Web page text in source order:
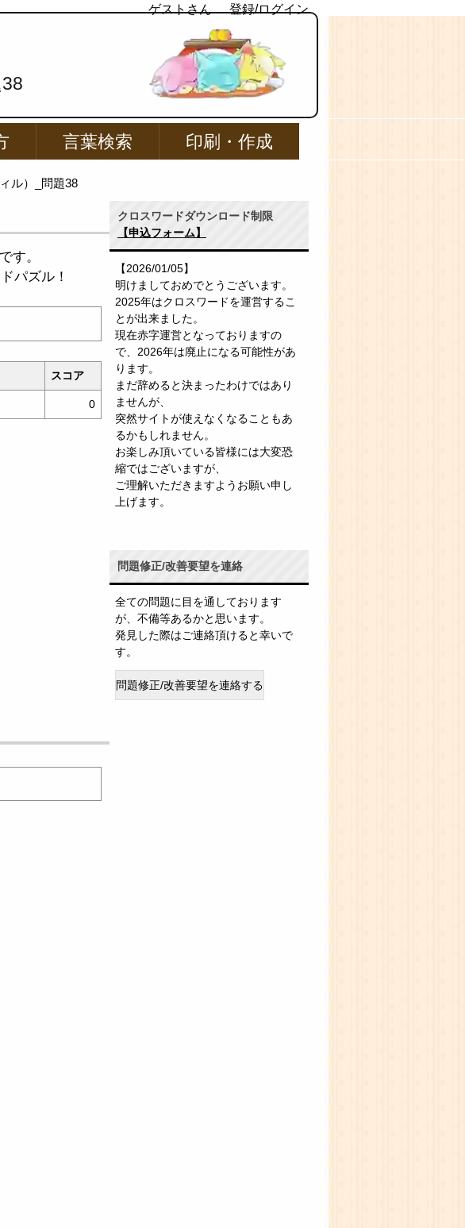
ゲストさん 登録/ログイン
言葉検索 印刷・作成
ル）_問題38
す。
パズル！
スコア
0
クロスワードダウンロード制限
【申込フォーム】
【2026/01/05】
明けましておめでとうございます。
2025年はクロスワードを運営するこ
とが出来ました。
現在赤字運営となっておりますの
で、2026年は廃止になる可能性があ
ります。
まだ辞めると決まったわけではあり
ませんが、
突然サイトが使えなくなることもあ
るかもしれません。
お楽しみ頂いている皆様には大変恐
縮ではございますが、
ご理解いただきますようお願い申し
上げます。
問題修正/改善要望を連絡
全ての問題に目を通しております
が、不備等あるかと思います。
発見した際はご連絡頂けると幸いで
す。
問題修正/改善要望を連絡する